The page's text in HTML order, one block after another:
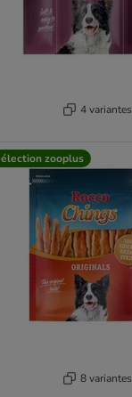
4 variantes
zooplus
8 variantes